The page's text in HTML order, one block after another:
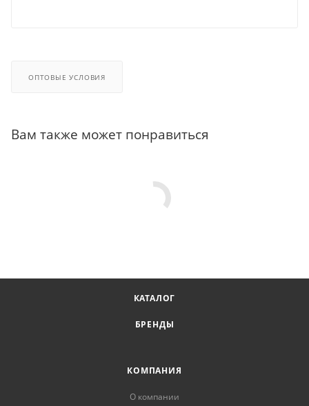
ОПТОВЫЕ УСЛОВИЯ
Вам также может понравиться
КАТАЛОГ
БРЕНДЫ
КОМПАНИЯ
О компании